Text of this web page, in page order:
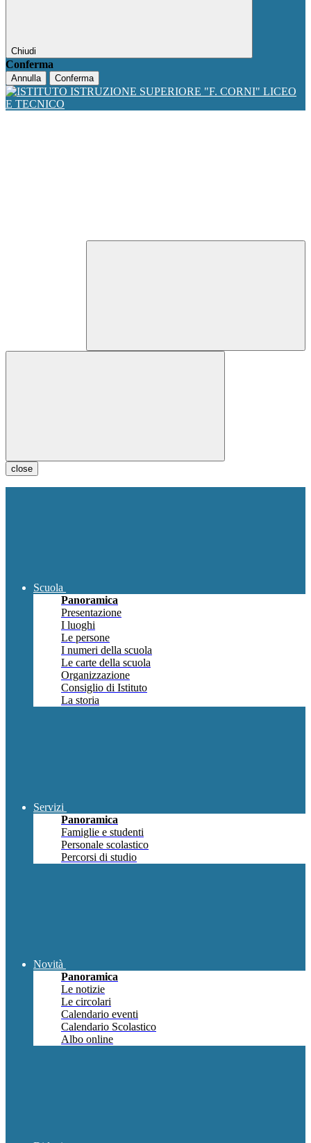
Chiudi
Conferma
Annulla Conferma
close
Scuola
Panoramica
Presentazione
I luoghi
Le persone
I numeri della scuola
Le carte della scuola
Organizzazione
Consiglio di Istituto
La storia
Servizi
Panoramica
Famiglie e studenti
Personale scolastico
Percorsi di studio
Novità
Panoramica
Le notizie
Le circolari
Calendario eventi
Calendario Scolastico
Albo online